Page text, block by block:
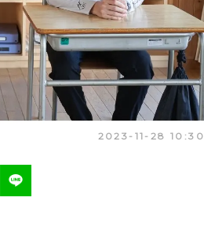
2023-11-28 10:30